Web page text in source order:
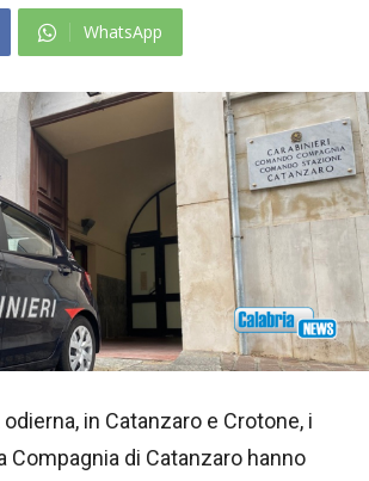
WhatsApp
in Catanzaro e Crotone, i
Compagnia di Catanzaro hanno